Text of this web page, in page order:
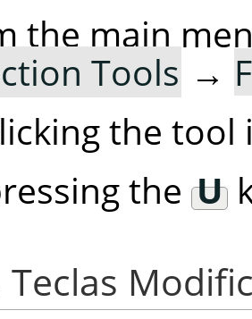
the main
Tools →
the
the U
Teclas